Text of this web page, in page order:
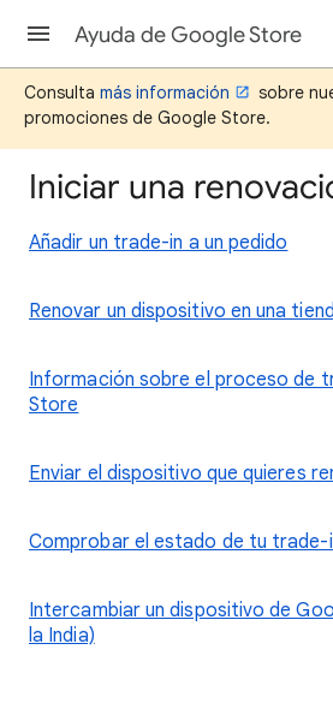
Ayuda de Google Store
Consulta más información
sobre
promociones de Google Store.
Iniciar una
Añadir un trade-in a un pedido
Renovar un dispositivo en una
Información sobre el proceso de
Store
Enviar el dispositivo que quieres
Comprobar el estado de tu trade-
Intercambiar un dispositivo de
la India)